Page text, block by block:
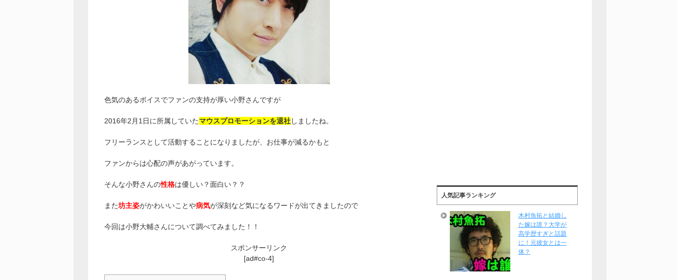
色気のあるボイスでファンの支持が厚い小野さんですが
2016年2月1日に所属していたマウスプロモーションを退社しましたね。
フリーランスとして活動することになりましたが、お仕事が減るかもと
ファンからは心配の声があがっています。
そんな小野さんの性格は優しい？面白い？？
また坊主姿がかわいいことや病気が深刻など気になるワードが出てきましたので
今回は小野大輔さんについて調べてみました！！
スポンサーリンク
[ad#co-4]
人気記事ランキング
木村魚拓と結婚し
た嫁は誰？大学が
高学歴すぎと話題
に！元彼女とは一
体？